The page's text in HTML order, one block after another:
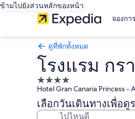
ข้ามไปยังส่วนหลักของหน้า
จองกา
ดูที่พักทั้งหมด
โรงแรม กร
ที่พัก
4.0
ดาว
Hotel Gran Canaria Princess -
เลือกวันเดินทางเพื่อดู
ไปไหนดี